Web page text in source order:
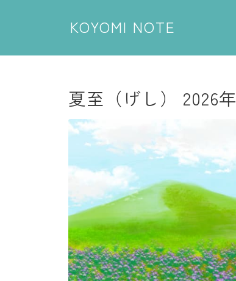
KOYOMI NOTE
夏至（げし） 2026年